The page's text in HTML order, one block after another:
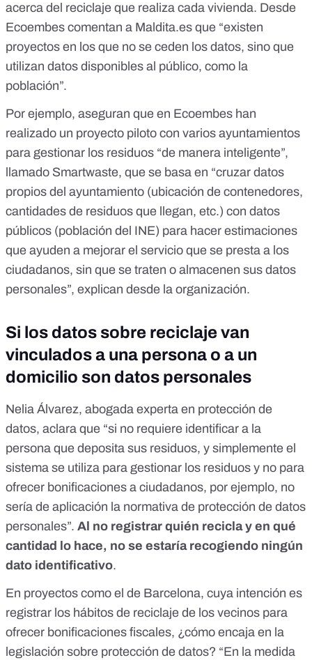
acerca del reciclaje que realiza cada vivienda. Desde
Ecoembes comentan a Maldita.es que “existen
proyectos en los que no se ceden los datos, sino que
utilizan datos disponibles al público, como la
población”.
Por ejemplo, aseguran que en Ecoembes han
realizado un proyecto piloto con varios ayuntamientos
para gestionar los residuos “de manera inteligente”,
llamado Smartwaste, que se basa en “cruzar datos
propios del ayuntamiento (ubicación de contenedores,
cantidades de residuos que llegan, etc.) con datos
públicos (población del INE) para hacer estimaciones
que ayuden a mejorar el servicio que se presta a los
ciudadanos, sin que se traten o almacenen sus datos
personales”, explican desde la organización.
Si los datos sobre reciclaje van
vinculados a una persona o a un
domicilio son datos personales
Nelia Álvarez, abogada experta en protección de
datos, aclara que “si no requiere identificar a la
persona que deposita sus residuos, y simplemente el
sistema se utiliza para gestionar los residuos y no para
ofrecer bonificaciones a ciudadanos, por ejemplo, no
sería de aplicación la normativa de protección de datos
personales”. Al no registrar quién recicla y en qué
cantidad lo hace, no se estaría recogiendo ningún
dato identificativo.
En proyectos como el de Barcelona, cuya intención es
registrar los hábitos de reciclaje de los vecinos para
ofrecer bonificaciones fiscales, ¿cómo encaja en la
legislación sobre protección de datos? “En la medida